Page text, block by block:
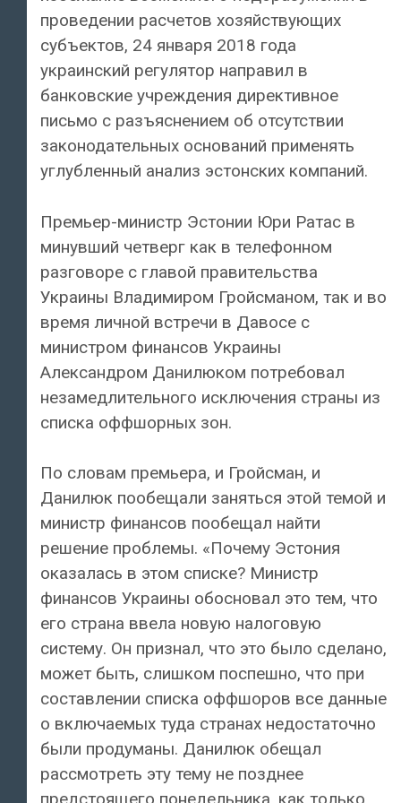
проведении расчетов хозяйствующих
субъектов, 24 января 2018 года
украинский регулятор направил в
банковские учреждения директивное
письмо с разъяснением об отсутствии
законодательных оснований применять
углубленный анализ эстонских компаний.
Премьер-министр Эстонии Юри Ратас в
минувший четверг как в телефонном
разговоре с главой правительства
Украины Владимиром Гройсманом, так и во
время личной встречи в Давосе с
министром финансов Украины
Александром Данилюком потребовал
незамедлительного исключения страны из
списка оффшорных зон.
По словам премьера, и Гройсман, и
Данилюк пообещали заняться этой темой и
министр финансов пообещал найти
решение проблемы. «Почему Эстония
оказалась в этом списке? Министр
финансов Украины обосновал это тем, что
его страна ввела новую налоговую
систему. Он признал, что это было сделано,
может быть, слишком поспешно, что при
составлении списка оффшоров все данные
о включаемых туда странах недостаточно
были продуманы. Данилюк обещал
рассмотреть эту тему не позднее